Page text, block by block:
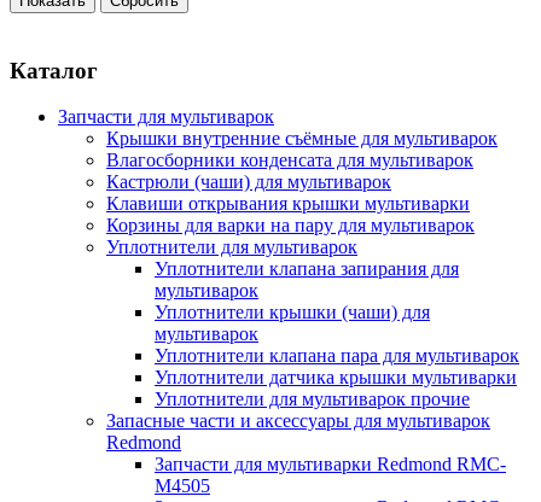
Каталог
Запчасти для мультиварок
Крышки внутренние съёмные для мультиварок
Влагосборники конденсата для мультиварок
Кастрюли (чаши) для мультиварок
Клавиши открывания крышки мультиварки
Корзины для варки на пару для мультиварок
Уплотнители для мультиварок
Уплотнители клапана запирания для
мультиварок
Уплотнители крышки (чаши) для
мультиварок
Уплотнители клапана пара для мультиварок
Уплотнители датчика крышки мультиварки
Уплотнители для мультиварок прочие
Запасные части и аксессуары для мультиварок
Redmond
Запчасти для мультиварки Redmond RMC-
M4505